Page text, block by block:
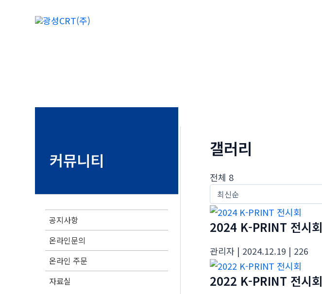
커뮤니티
공지사항
온라인문의
온라인 주문
자료실
갤러리
전체 8
2024 K-PRINT 전시회
관리자 | 2024.12.19 | 226
2022 K-PRINT 전시회